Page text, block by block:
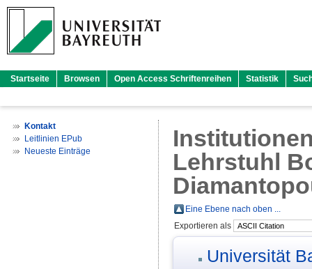
Startseite Browsen Open Access Schriftenreihen Statistik
Kontakt
Leitlinien EPub
Neueste Einträge
Lehrstuhl
Eine Ebene nach oben ...
Exportieren als
Universität